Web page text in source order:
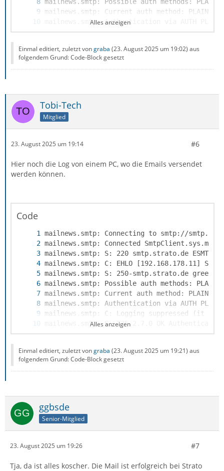
Alles anzeigen
Einmal editiert, zuletzt vongraba (23. August 2025 um 19:02) aus
folgendem Grund: Code-Block gesetzt
Tobi-Tech
Mitglied
23. August 2025 um 19:14 #6
Hier noch die Log von einem PC, wo die Emails versendet
werden können.
Code
Alles anzeigen
Einmal editiert, zuletzt vongraba (23. August 2025 um 19:21) aus
folgendem Grund: Code-Block gesetzt
ggbsde
Senior-Mitglied
23. August 2025 um 19:26 #7
Tja, da ist alles koscher. Die Mail ist erfolgreich bei Strato